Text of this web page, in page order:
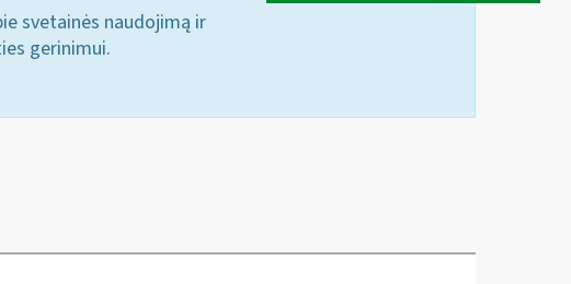
svetainės naudojimą ir
gerinimui.